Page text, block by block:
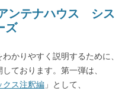
ンテナハウス シス
ズ
かりやすく説明するために、
ております。第一弾は、
クス注釈編 」として、